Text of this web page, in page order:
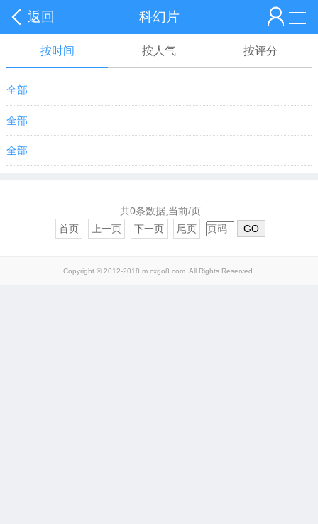
返回 科幻片
按时间 按人气 按评分
全部
全部
全部
共0条数据,当前/页
首页
上一页 下一页 尾页 GO
Copyright © 2012-2018 m.cxgo8.com. All Rights Reserved.